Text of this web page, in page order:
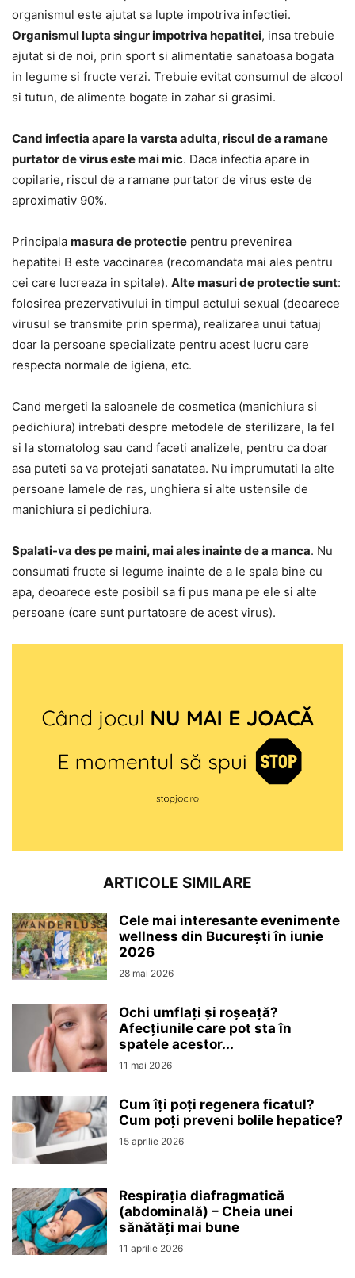
organismul este ajutat sa lupte impotriva infectiei.
Organismul lupta singur impotriva hepatitei, insa trebuie
ajutat si de noi, prin sport si alimentatie sanatoasa bogata
in legume si fructe verzi. Trebuie evitat consumul de alcool
si tutun, de alimente bogate in zahar si grasimi.
Cand infectia apare la varsta adulta, riscul de a ramane
purtator de virus este mai mic. Daca infectia apare in
copilarie, riscul de a ramane purtator de virus este de
aproximativ 90%.
Principala masura de protectie pentru prevenirea
hepatitei B este vaccinarea (recomandata mai ales pentru
cei care lucreaza in spitale). Alte masuri de protectie sunt:
folosirea prezervativului in timpul actului sexual (deoarece
virusul se transmite prin sperma), realizarea unui tatuaj
doar la persoane specializate pentru acest lucru care
respecta normale de igiena, etc.
Cand mergeti la saloanele de cosmetica (manichiura si
pedichiura) intrebati despre metodele de sterilizare, la fel
si la stomatolog sau cand faceti analizele, pentru ca doar
asa puteti sa va protejati sanatatea. Nu imprumutati la alte
persoane lamele de ras, unghiera si alte ustensile de
manichiura si pedichiura.
Spalati-va des pe maini, mai ales inainte de a manca. Nu
consumati fructe si legume inainte de a le spala bine cu
apa, deoarece este posibil sa fi pus mana pe ele si alte
persoane (care sunt purtatoare de acest virus).
ARTICOLE SIMILARE
Cele mai interesante evenimente
wellness din București în iunie
2026
28 mai 2026
Ochi umflați și roșeață?
Afecțiunile care pot sta în
spatele acestor...
11 mai 2026
Cum îți poți regenera ficatul?
Cum poți preveni bolile hepatice?
15 aprilie 2026
Respirația diafragmatică
(abdominală) – Cheia unei
sănătăți mai bune
11 aprilie 2026